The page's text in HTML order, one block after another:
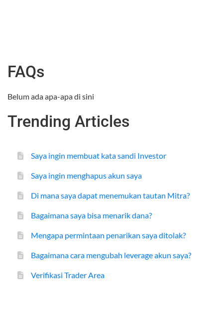
FAQs
Belum ada apa-apa di sini
Trending Articles
Saya ingin membuat kata sandi Investor
Saya ingin menghapus akun saya
Di mana saya dapat menemukan tautan Mitra?
Bagaimana saya bisa menarik dana?
Mengapa permintaan penarikan saya ditolak?
Bagaimana cara mengubah leverage akun saya?
Verifikasi Trader Area